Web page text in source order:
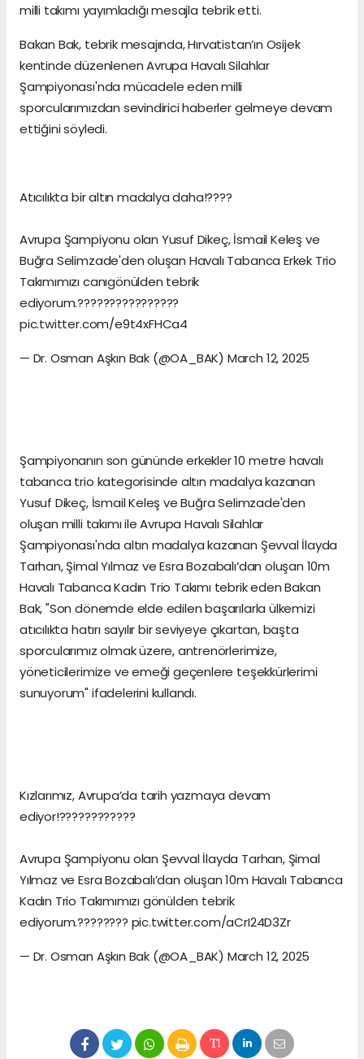
milli takımı yayımladığı mesajla tebrik etti.
Bakan Bak, tebrik mesajında, Hırvatistan’ın Osijek
kentinde düzenlenen Avrupa Havalı Silahlar
Şampiyonası'nda mücadele eden milli
sporcularımızdan sevindirici haberler gelmeye devam
ettiğini söyledi.
Atıcılıkta bir altın madalya daha!????
Avrupa Şampiyonu olan Yusuf Dikeç, İsmail Keleş ve
Buğra Selimzade'den oluşan Havalı Tabanca Erkek Trio
Takımımızı canıgönülden tebrik
ediyorum.????????????????
pic.twitter.com/e9t4xFHCa4
— Dr. Osman Aşkın Bak (@OA_BAK) March 12, 2025
Şampiyonanın son gününde erkekler 10 metre havalı
tabanca trio kategorisinde altın madalya kazanan
Yusuf Dikeç, İsmail Keleş ve Buğra Selimzade'den
oluşan milli takımı ile Avrupa Havalı Silahlar
Şampiyonası'nda altın madalya kazanan Şevval İlayda
Tarhan, Şimal Yılmaz ve Esra Bozabalı’dan oluşan 10m
Havalı Tabanca Kadın Trio Takımı tebrik eden Bakan
Bak, "Son dönemde elde edilen başarılarla ülkemizi
atıcılıkta hatırı sayılır bir seviyeye çıkartan, başta
sporcularımız olmak üzere, antrenörlerimize,
yöneticilerimize ve emeği geçenlere teşekkürlerimi
sunuyorum" ifadelerini kullandı.
Kızlarımız, Avrupa’da tarih yazmaya devam
ediyor!????????????
Avrupa Şampiyonu olan Şevval İlayda Tarhan, Şimal
Yılmaz ve Esra Bozabalı’dan oluşan 10m Havalı Tabanca
Kadın Trio Takımımızı gönülden tebrik
ediyorum.???????? pic.twitter.com/aCrI24D3Zr
— Dr. Osman Aşkın Bak (@OA_BAK) March 12, 2025